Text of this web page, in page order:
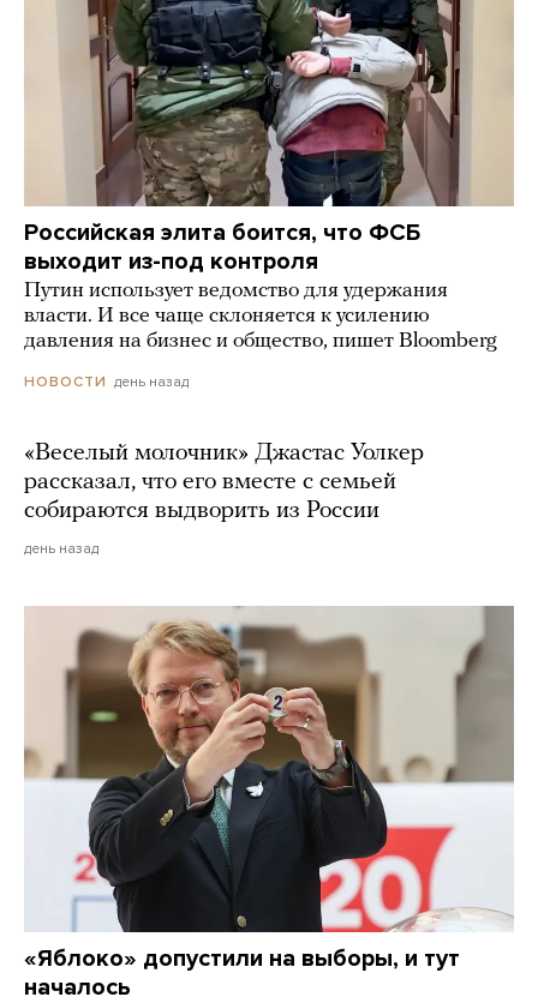
Российская элита боится, что ФСБ
выходит из-под контроля
Путин использует ведомство для удержания
власти. И все чаще склоняется к усилению
давления на бизнес и общество, пишет Bloomberg
НОВОСТИ день назад
«Веселый молочник» Джастас Уолкер
рассказал, что его вместе с семьей
собираются выдворить из России
день назад
«Яблоко» допустили на выборы, и тут
началось